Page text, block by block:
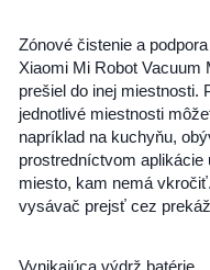
Zónové čistenie a
Xiaomi Mi Robot
prešiel do inej miestnosti.
jednotlivé miestnosti
napríklad na kuchyňu,
prostredníctvom aplikácie
miesto, kam nemá
vysávač prejsť cez
Vynikajúca výdrž batérie